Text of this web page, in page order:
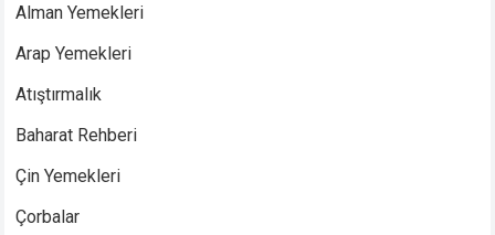
Alman Yemekleri
Arap Yemekleri
Atıştırmalık
Baharat Rehberi
Çin Yemekleri
Çorbalar